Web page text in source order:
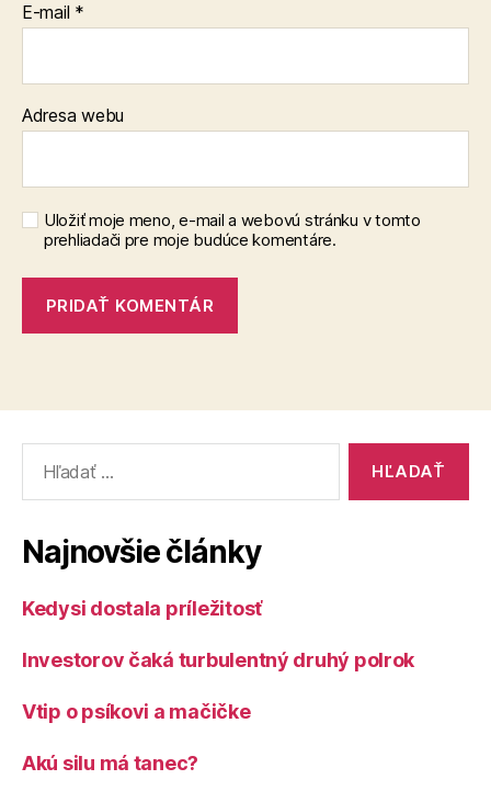
E-mail *
Adresa webu
Uložiť moje meno, e-mail a webovú stránku v tomto
prehliadači pre moje budúce komentáre.
Najnovšie články
Kedysi dostala príležitosť
Investorov čaká turbulentný druhý polrok
Vtip o psíkovi a mačičke
Akú silu má tanec?